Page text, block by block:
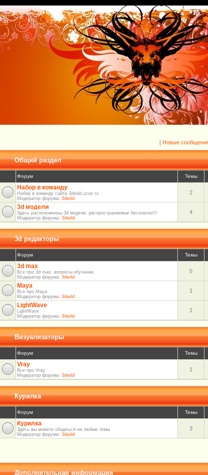
[ Новые
Общий раздел
Форум Темы
Набор в команду
Набор в команду сайта 3dwild.ucoz.ru
Модератор форума: 3dwild
2
3d модели
Здесь расположенны 3d модели, распространяемые бесплатно!!!
Модератор форума: 3dwild
4
3d редакторы
Форум Темы
3d max
Все про 3d max, вопросы,обучение
Модератор форума: 3dwild
5
Maya
Все про Maya
Модератор форума: 3dwild
1
LightWave
LightWave
Модератор форума: 3dwild
1
Визуализаторы
Форум Темы
Vray
Все про Vray
Модератор форума: 3dwild
1
Курилка
Форум Темы
Курилка
Здесь вы можете общаться на любые темы
Модератор форума: 3dwild
3
Дополнительная информация